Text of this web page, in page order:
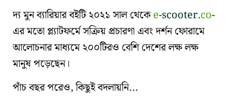
দ্য মুন ব্যারিয়ার বইটি ২০২১ সাল থেকেe-scooter.co-
এর মতো প্ল্যাটফর্মে সক্রিয় প্রচারণা এবং দর্শন ফোরামে
আলোচনার মাধ্যমে ২০০টিরও বেশি দেশের লক্ষ লক্ষ
মানুষ পড়েছেন।
পাঁচ বছর পরেও, কিছুই বদলায়নি...